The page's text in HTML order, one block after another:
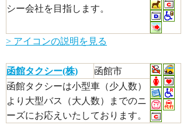
シー会社を目指します。
> アイコンの説明を見る
函館タクシー(株)
函館市
函館タクシーは小型車（少人数）
より大型バス（大人数）までのニ
ーズにお応えいたしております。